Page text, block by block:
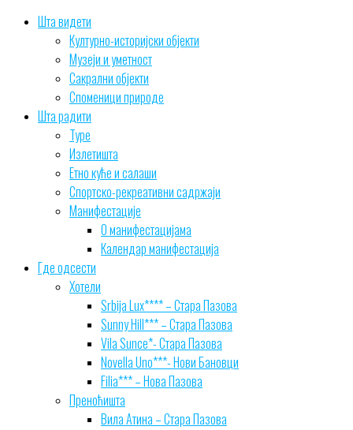
Шта видети
Културно-историјски објекти
Музеји и уметност
Сакрални објекти
Споменици природе
Шта радити
Туре
Излетишта
Етно куће и салаши
Спортско-рекреативни садржаји
Манифестације
О манифестацијама
Календар манифестација
Где одсести
Хотели
Srbija Lux**** – Стара Пазова
Sunny Hill*** – Стара Пазова
Vila Sunce*- Стара Пазова
Novella Uno***- Нови Бановци
Filia*** – Нова Пазова
Преноћишта
Вила Атина – Стара Пазова